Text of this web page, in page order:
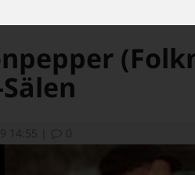
14:55 0